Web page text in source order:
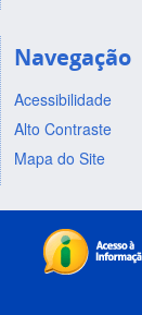
Navegação
Acessibilidade
Alto Contraste
Mapa do Site